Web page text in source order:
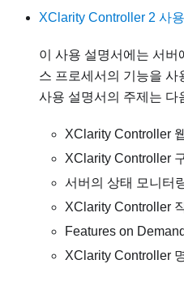
XClarity Controller 2 사
이 사용 설명서에는 서버
스 프로세서의 기능을 사
사용 설명서의 주제는 다
XClarity Controller
XClarity Controller
서버의 상태 모니터
XClarity Controller
Features on Demand
XClarity Controller